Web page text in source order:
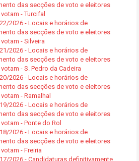
das secções de voto e eleitores
- Turcifal
2026 - Locais e horários de
das secções de voto e eleitores
- Silveira
2026 - Locais e horários de
das secções de voto e eleitores
- S. Pedro da Cadeira
2026 - Locais e horários de
das secções de voto e eleitores
- Ramalhal
2026 - Locais e horários de
das secções de voto e eleitores
- Ponte do Rol
2026 - Locais e horários de
das secções de voto e eleitores
- Freiria
2026 - Candidaturas definitivamente